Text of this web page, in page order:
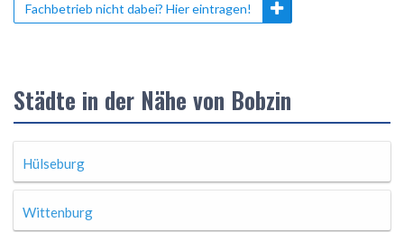
Fachbetrieb nicht dabei? Hier eintragen!
Städte in der Nähe von Bobzin
Hülseburg
Wittenburg